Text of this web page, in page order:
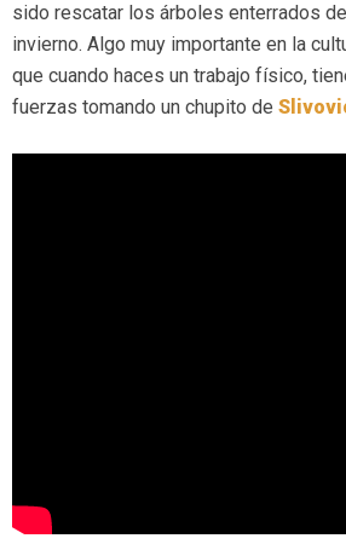
sido rescatar los árboles enterrados
invierno. Algo muy importante en la
que cuando haces un trabajo físico,
fuerzas tomando un chupito de